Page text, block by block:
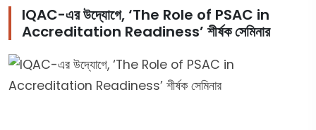
IQAC-এর উদ্যোগে, ‘The Role of PSAC in
Accreditation Readiness’ শীর্ষক সেমিনার